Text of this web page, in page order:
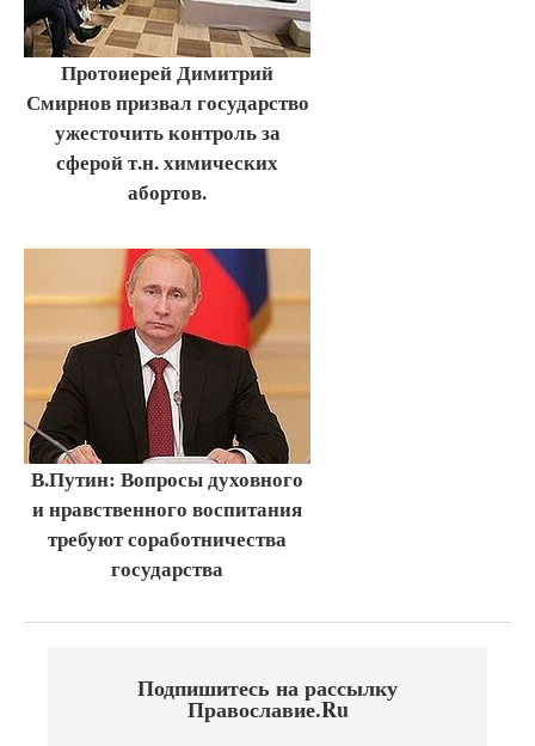
Протоиерей Димитрий
Смирнов призвал государство
ужесточить контроль за
сферой т.н. химических
абортов.
В.Путин: Вопросы духовного
и нравственного воспитания
требуют соработничества
государства
Подпишитесь на рассылку
Православие.Ru